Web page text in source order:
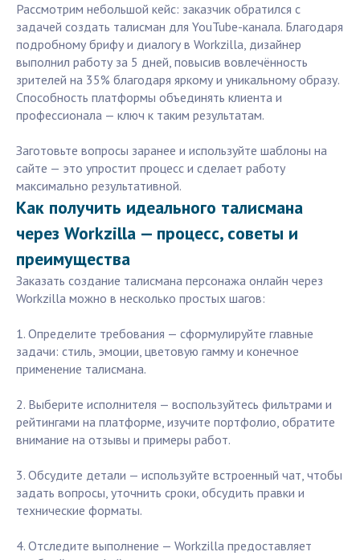
Рассмотрим небольшой кейс: заказчик обратился с
задачей создать талисман для YouTube-канала. Благодаря
подробному брифу и диалогу в Workzilla, дизайнер
выполнил работу за 5 дней, повысив вовлечённость
зрителей на 35% благодаря яркому и уникальному образу.
Способность платформы объединять клиента и
профессионала — ключ к таким результатам.
Заготовьте вопросы заранее и используйте шаблоны на
сайте — это упростит процесс и сделает работу
максимально результативной.
Как получить идеального талисмана
через Workzilla — процесс, советы и
преимущества
Заказать создание талисмана персонажа онлайн через
Workzilla можно в несколько простых шагов:
1. Определите требования — сформулируйте главные
задачи: стиль, эмоции, цветовую гамму и конечное
применение талисмана.
2. Выберите исполнителя — воспользуйтесь фильтрами и
рейтингами на платформе, изучите портфолио, обратите
внимание на отзывы и примеры работ.
3. Обсудите детали — используйте встроенный чат, чтобы
задать вопросы, уточнить сроки, обсудить правки и
технические форматы.
4. Отследите выполнение — Workzilla предоставляет